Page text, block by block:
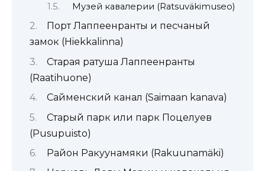
Музей кавалерии (Ratsuväkimuseo)
Порт Лаппеенранты и песчаный
замок (Hiekkalinna)
Старая ратуша Лаппеенранты
(Raatihuone)
Сайменский канал (Saimaan kanava)
Старый парк или парк Поцелуев
(Pusupuisto)
Район Ракуунамяки (Rakuunamäki)